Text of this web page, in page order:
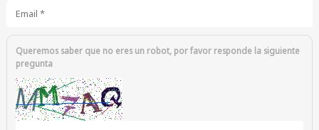
Queremos saber que no eres un robot, por favor responde la siguiente
pregunta